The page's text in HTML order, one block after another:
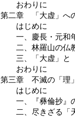
おわりに
第二章 「大虚」へ
はじめに
一、慶長・元和年
二、林羅山の仏教
三、「大虚」と
おわりに
第三章 不滅の「理
はじめに
一、『彝倫抄』
二、尽きざる「